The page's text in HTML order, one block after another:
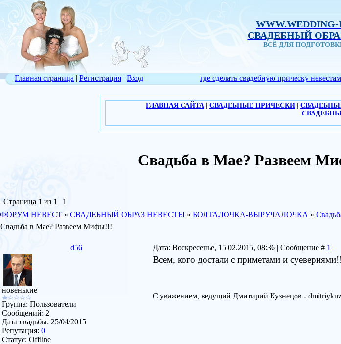
СВАДЕБНЫЙ
ВСЁ ДЛЯ
Главная страница | Регистрация | Вход где сделать свадебную прическу
ГЛАВНАЯ САЙТА СВАДЕБНЫЕ ПРИЧЕСКИ
Свадьба в Мае?
Страница 1 из 1
1
ФОРУМ НЕВЕСТ » СВАДЕБНЫЙ ОБРАЗ НЕВЕСТЫ » БОЛТАЛОЧКА-ВЫРУЧАЛОЧКА »
Свадьба в Мае? Развеем Мифы!!!
d56 Дата: Воскресенье, 15.02.2015, 08:36 | Сообщение # 1
новенькие
Группа: Пользователи
Сообщений: 2
Дата свадьбы: 25/04/2015
Репутация: 0
Статус: Offline
Всем, кого достали с приметами и
С уважением, ведущий Дмитирий Кузнецов -